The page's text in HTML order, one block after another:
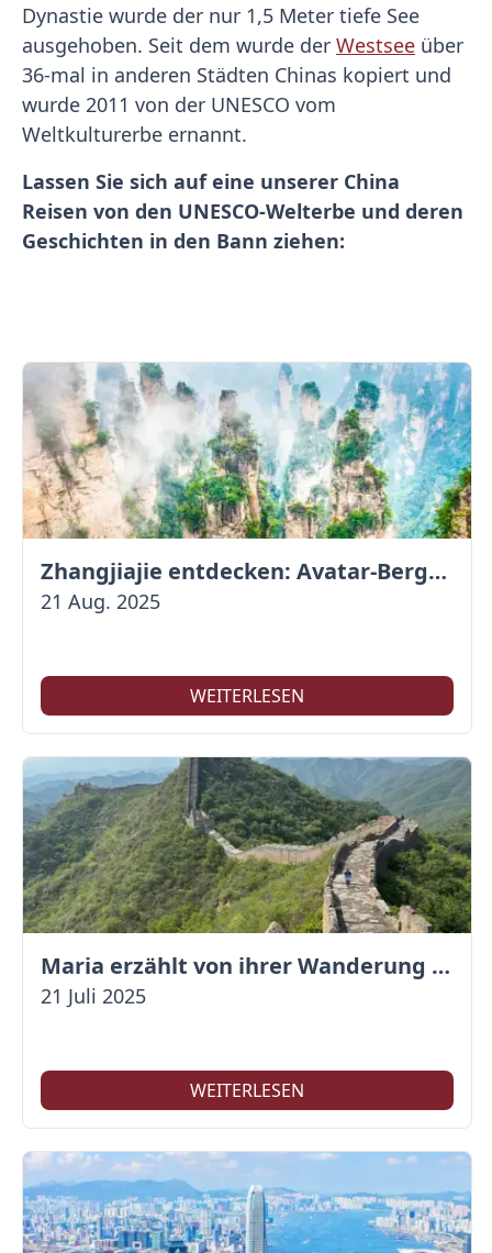
Dynastie wurde der nur 1,5 Meter tiefe See
ausgehoben. Seit dem wurde der Westsee über
36-mal in anderen Städten Chinas kopiert und
wurde 2011 von der UNESCO vom
Weltkulturerbe ernannt.
Lassen Sie sich auf eine unserer China
Reisen von den UNESCO-Welterbe und deren
Geschichten in den Bann ziehen:
Zhangjiajie entdecken: Avatar-Berge & Altstadt von Fenghuang
21 Aug. 2025
WEITERLESEN
Maria erzählt von ihrer Wanderung auf der Großen Mauer
21 Juli 2025
WEITERLESEN